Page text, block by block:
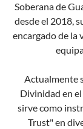
Soberana de
desde el 2018,
encargado de la
Actualmente
Divinidad en
sirve como
Trust" en